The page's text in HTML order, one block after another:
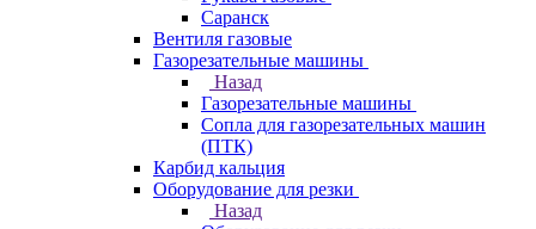
Саранск
Вентиля газовые
Газорезательные машины
Назад
Газорезательные машины
Сопла для газорезательных машин
(ПТК)
Карбид кальция
Оборудование для резки
Назад